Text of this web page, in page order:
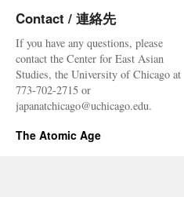
Contact / 連絡先
If you have any questions, please
contact the Center for East Asian
Studies, the University of Chicago at
773-702-2715 or
japanatchicago@uchicago.edu.
The Atomic Age